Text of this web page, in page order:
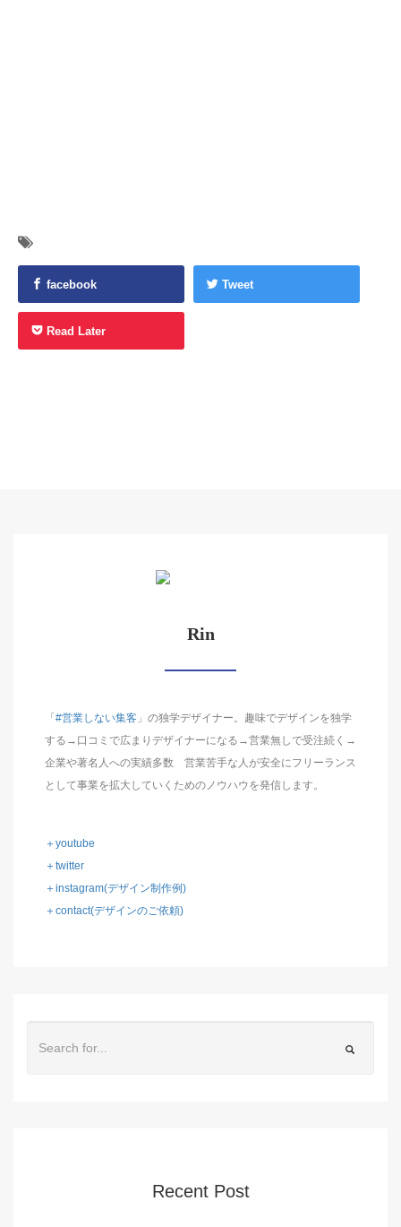
facebook Tweet
Read Later
Rin
「#営業しない集客 」の独学デザイナー。趣味でデザインを独学
する→口コミで広まりデザイナーになる→営業無しで受注続く→
企業や著名人への実績多数 営業苦手な人が安全にフリーランス
として事業を拡大していくためのノウハウを発信します。
＋youtube
＋twitter
＋instagram(デザイン制作例)
＋contact(デザインのご依頼)
Recent Post